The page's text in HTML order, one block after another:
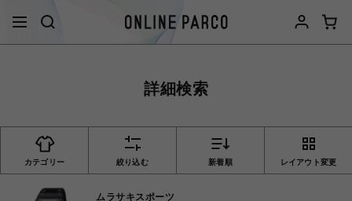
詳細検索
カテゴリー 絞り込む 新着順 レイアウト変更
ムラサキスポーツ